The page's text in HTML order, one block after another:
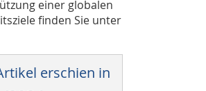
einer globalen
finden Sie unter
erschien in